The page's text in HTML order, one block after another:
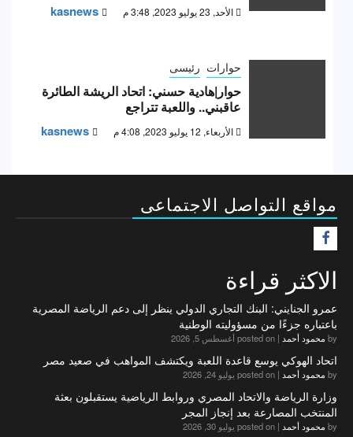
الأحد, 23 يوليو 2023, 3:48 م kasnews
حوارات رئيسى
حوار|هادية حسني: اتحاد الريشة الطائرة
عاقبني.. واللعبة تتراجع
الأربعاء, 12 يوليو 2023, 4:08 م kasnews
مواقع التواصل الاجتماعى
الاكثر قراءة
عمرو الجنايني: البنك التجاري الدولي ينظر إلى دعم الرياضة المصرية
باعتباره جزءًا من مسؤوليته الوطنية
by محمود أحمد | posted on أغسطس 5, 2026
اتحاد الهوكي يوسع قاعدة اللعبة ويكتشف المواهب في صعيد مصر
by محمود أحمد | posted on يوليو 24, 2026
وزارة الرياضة والاتحاد المصري وروابط الرياضية يستقبلون بعثة
المنتخب المصارعة بعد إنجاز المجر
by محمود أحمد | posted on يوليو 30, 2026